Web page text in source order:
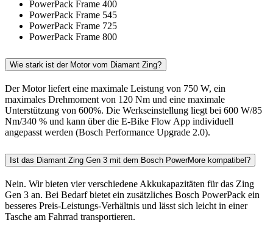
PowerPack Frame 400
PowerPack Frame 545
PowerPack Frame 725
PowerPack Frame 800
Wie stark ist der Motor vom Diamant Zing?
Der Motor liefert eine maximale Leistung von 750 W, ein
maximales Drehmoment von 120 Nm und eine maximale
Unterstützung von 600%. Die Werkseinstellung liegt bei 600 W/85
Nm/340 % und kann über die E-Bike Flow App individuell
angepasst werden (Bosch Performance Upgrade 2.0).
Ist das Diamant Zing Gen 3 mit dem Bosch PowerMore kompatibel?
Nein. Wir bieten vier verschiedene Akkukapazitäten für das Zing
Gen 3 an. Bei Bedarf bietet ein zusätzliches Bosch PowerPack ein
besseres Preis-Leistungs-Verhältnis und lässt sich leicht in einer
Tasche am Fahrrad transportieren.